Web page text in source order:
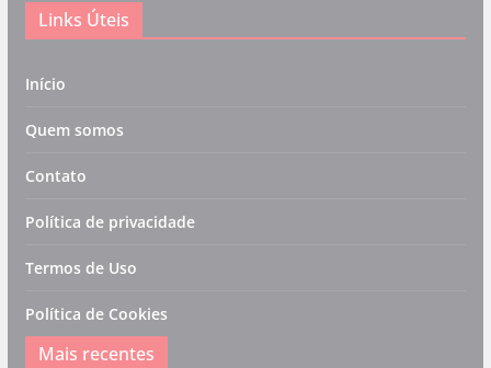
Links Úteis
Início
Quem somos
Contato
Política de privacidade
Termos de Uso
Política de Cookies
Mais recentes